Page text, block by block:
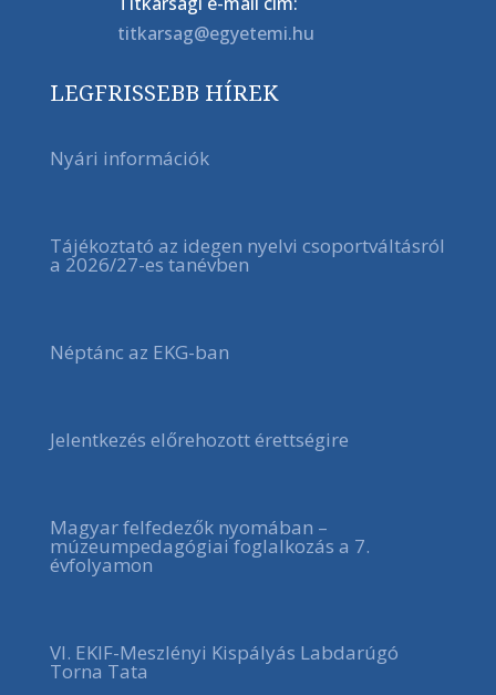
titkarsag@egyetemi.hu
LEGFRISSEBB HÍREK
Nyári információk
Tájékoztató az idegen nyelvi csoportváltásról
a 2026/27-es tanévben
Néptánc az EKG-ban
Jelentkezés előrehozott érettségire
Magyar felfedezők nyomában –
múzeumpedagógiai foglalkozás a 7.
évfolyamon
VI. EKIF-Meszlényi Kispályás Labdarúgó
Torna Tata